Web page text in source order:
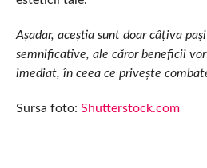
Așadar, aceștia sunt doar câțiva
semnificative, ale căror beneficii
imediat, în ceea ce privește
Sursa foto: Shutterstock.com